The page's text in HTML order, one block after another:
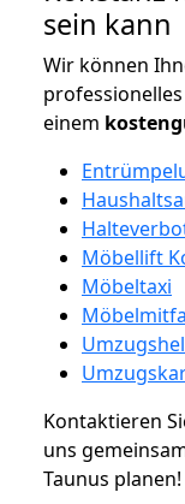
sein kann
Wir können
einem
Möbellift
Möbeltaxi
Kontaktieren
uns
Taunus planen!